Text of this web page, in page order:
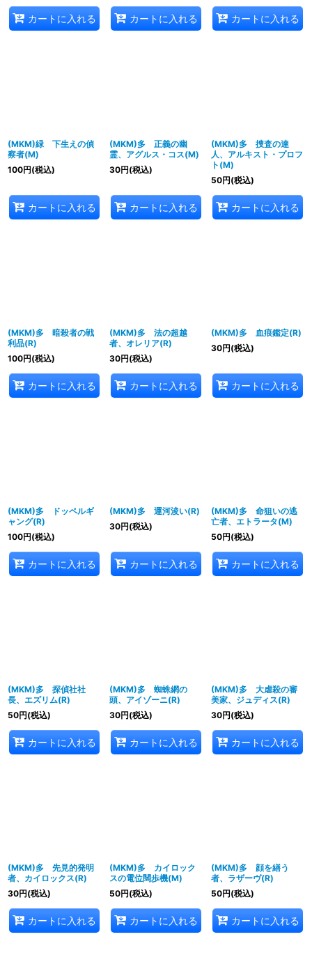
カートに入れる カートに入れる カートに入れる
(MKM)緑 下生えの偵
察者(M)
100円(税込)
カートに入れる
(MKM)多 正義の幽
霊、アグルス・コス(M)
30円(税込)
カートに入れる
(MKM)多 捜査の達
人、アルキスト・プロフ
ト(M)
50円(税込)
カートに入れる
(MKM)多 暗殺者の戦
利品(R)
100円(税込)
カートに入れる
(MKM)多 法の超越
者、オレリア(R)
30円(税込)
カートに入れる
(MKM)多 血痕鑑定(R)
30円(税込)
カートに入れる
(MKM)多 ドッペルギ
ャング(R)
100円(税込)
カートに入れる
(MKM)多 運河浚い(R)
30円(税込)
カートに入れる
(MKM)多 命狙いの逃
亡者、エトラータ(M)
50円(税込)
カートに入れる
(MKM)多 探偵社社
長、エズリム(R)
50円(税込)
カートに入れる
(MKM)多 蜘蛛網の
頭、アイゾーニ(R)
30円(税込)
カートに入れる
(MKM)多 大虐殺の審
美家、ジュディス(R)
30円(税込)
カートに入れる
(MKM)多 先見的発明
者、カイロックス(R)
30円(税込)
カートに入れる
(MKM)多 カイロック
スの電位闊歩機(M)
50円(税込)
カートに入れる
(MKM)多 顔を繕う
者、ラザーヴ(R)
50円(税込)
カートに入れる